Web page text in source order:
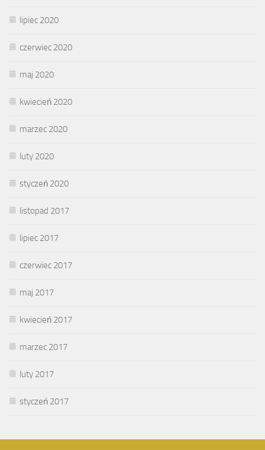
lipiec 2020
czerwiec 2020
maj 2020
kwiecień 2020
marzec 2020
luty 2020
styczeń 2020
listopad 2017
lipiec 2017
czerwiec 2017
maj 2017
kwiecień 2017
marzec 2017
luty 2017
styczeń 2017